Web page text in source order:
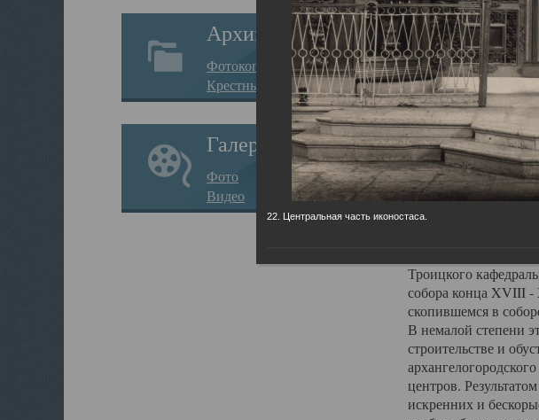
Архив
Фотокопии дел
Крестные ходы
Галерея
Фото
Видео
XVIII веке по
оставался самым
второе место, после
Один из самых
портового города с
Масштабность,
заслуженно
иконостас
царскими вратами,
собой поистине
шитьем,
неповторимый
поражающий
Троицкого
собора конца XVIII -
скопившемся в
В немалой степени
строительстве и
центров.
искренних и
22. Центральная часть иконостаса.